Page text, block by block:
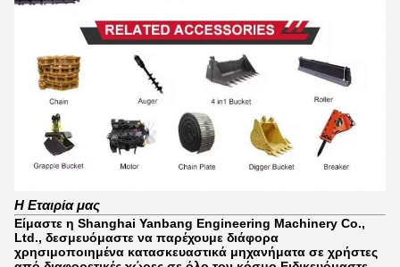
Η Εταιρία μας
Είμαστε η Shanghai Yanbang Engineering Machinery Co.,
Ltd., δεσμευόμαστε να παρέχουμε διάφορα
χρησιμοποιημένα κατασκευαστικά μηχανήματα σε χρήστες